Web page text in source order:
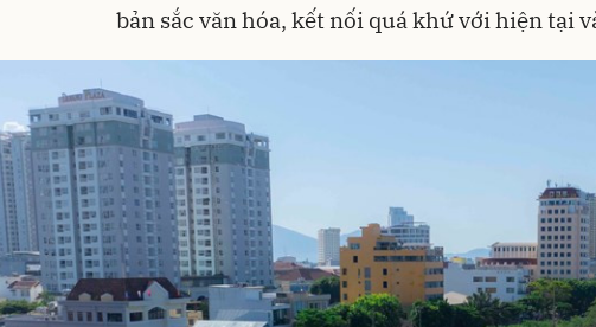
bản sắc văn hóa, kết nối quá khứ với hiện tại